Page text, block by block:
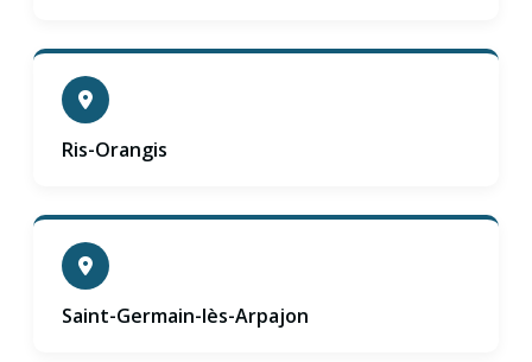
Ris-Orangis
Saint-Germain-lès-Arpajon